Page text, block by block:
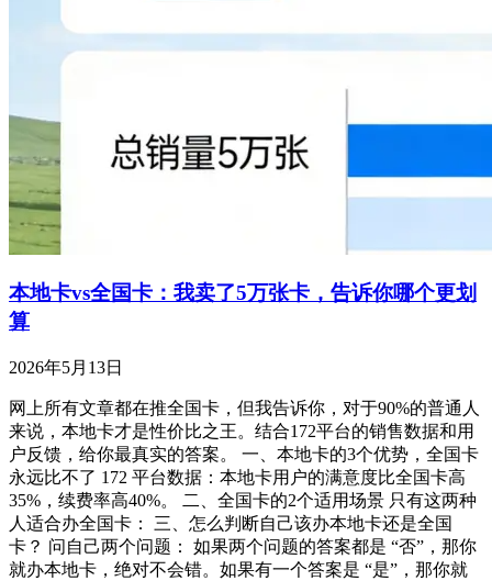
本地卡vs全国卡：我卖了5万张卡，告诉你哪个更划
算
2026年5月13日
网上所有文章都在推全国卡，但我告诉你，对于90%的普通人
来说，本地卡才是性价比之王。结合172平台的销售数据和用
户反馈，给你最真实的答案。 一、本地卡的3个优势，全国卡
永远比不了 172 平台数据：本地卡用户的满意度比全国卡高
35%，续费率高40%。 二、全国卡的2个适用场景 只有这两种
人适合办全国卡： 三、怎么判断自己该办本地卡还是全国
卡？ 问自己两个问题： 如果两个问题的答案都是 “否”，那你
就办本地卡，绝对不会错。如果有一个答案是 “是”，那你就